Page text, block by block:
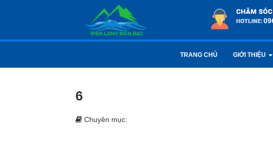
TRANG CHỦ GIỚI THIỆU
6
Chuyên mục: